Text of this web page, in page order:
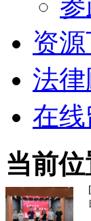
资
法律
在
当前
[